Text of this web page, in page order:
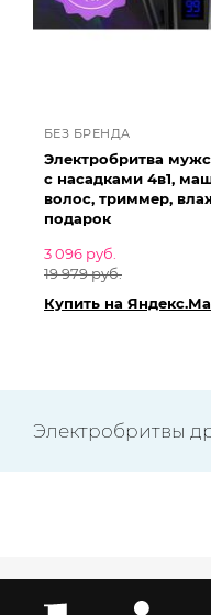
БЕЗ БРЕНДА
Электробритва
с насадками 4в1,
волос, триммер,
подарок
3 096 руб.
19 979 руб.
Купить на
Электробритвы